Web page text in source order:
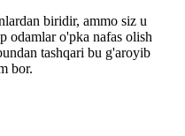
biridir, ammo siz u
odamlar o'pka nafas olish
tashqari bu g'aroyib
bor.